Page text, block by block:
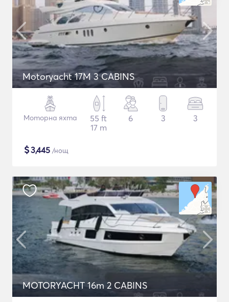
Motoryacht 17M 3 CABINS
Моторна яхта
55 ft
17 m
6 3 3
$3,445 /нощ
MOTORYACHT 16m 2 CABINS